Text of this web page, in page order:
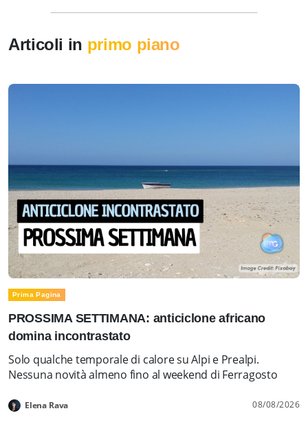
Articoli in primo piano
Prima Pagina
PROSSIMA SETTIMANA: anticiclone africano
domina incontrastato
Solo qualche temporale di calore su Alpi e Prealpi.
Nessuna novità almeno fino al weekend di Ferragosto
Elena Rava 08/08/2026